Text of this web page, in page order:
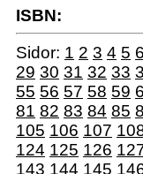
ISBN:
Sidor: 1 2 3 4 5 6
29 30 31 32 33
55 56 57 58 59
81 82 83 84 85
105 106 107
124 125 126
143 144 145